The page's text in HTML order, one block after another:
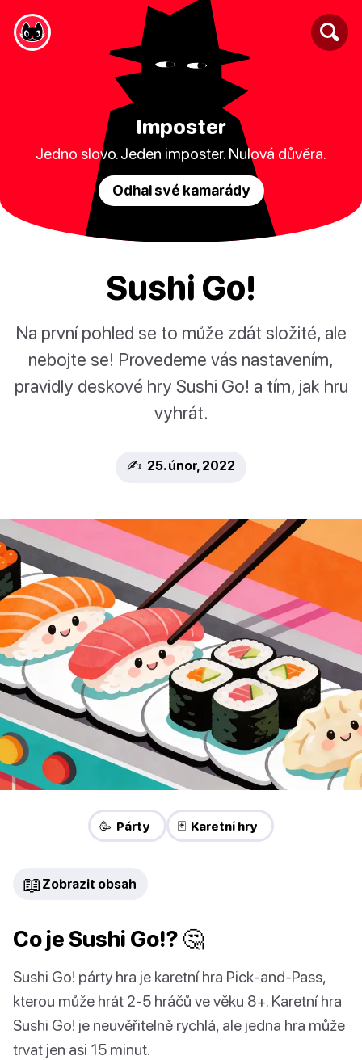
Imposter
Jedno slovo. Jeden imposter. Nulová důvěra.
Odhal své kamarády
Sushi Go!
Na první pohled se to může zdát složité, ale
nebojte se! Provedeme vás nastavením,
pravidly deskové hry Sushi Go! a tím, jak hru
vyhrát.
✍️ 25. únor, 2022
🥳 Párty 🃏 Karetní hry
📖 Zobrazit obsah
Co je Sushi Go!? 🤔
Sushi Go! párty hra je karetní hra Pick-and-Pass,
kterou může hrát 2-5 hráčů ve věku 8+. Karetní hra
Sushi Go! je neuvěřitelně rychlá, ale jedna hra může
trvat jen asi 15 minut.